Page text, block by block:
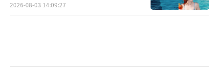
2026-08-03 14:09:27